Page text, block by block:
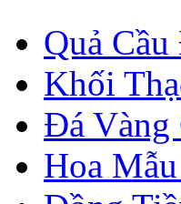
Quả
Khối
Đá Vàng
Hoa